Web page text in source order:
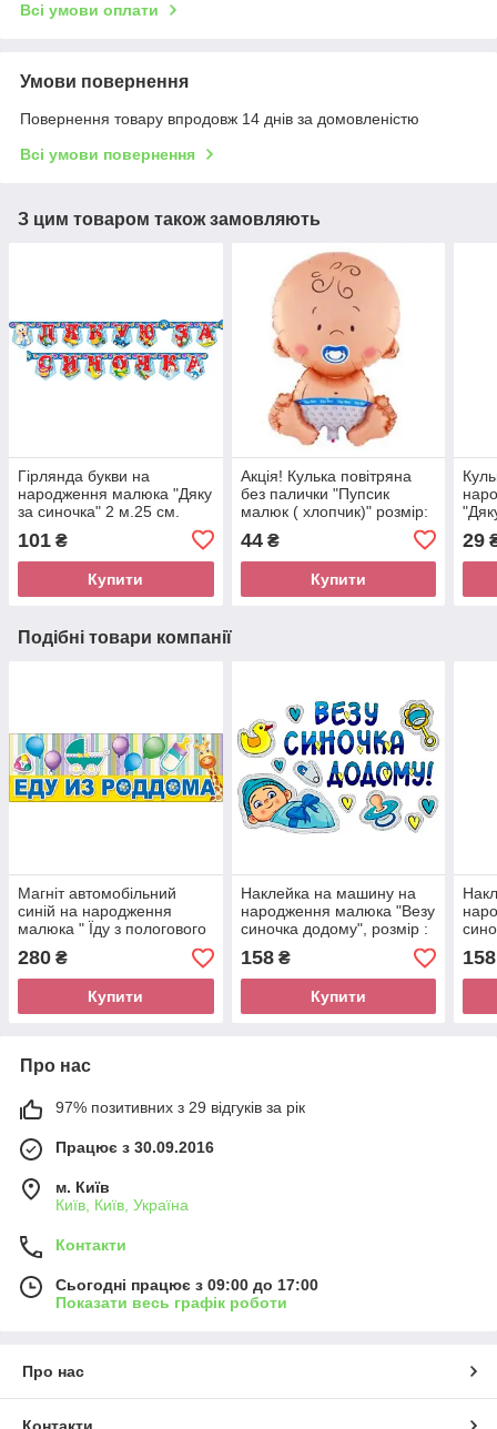
Всі умови оплати
Умови повернення
Повернення товару впродовж 14 днів за домовленістю
Всі умови повернення
З цим товаром також замовляють
Гірлянда букви на
народження малюка "Дяку
за синочка" 2 м.25 см.
101 ₴
Купити
Акція! Кулька повітряна
без палички "Пупсик
малюк ( хлопчик)" розмір:
44₴
Купити
29
Подібні товари компанії
Магніт автомобільний
синій на народження
малюка " Їду з пологового
будинку "
280 ₴
Купити
Наклейка на машину на
народження малюка "Везу
синочка додому", розмір :
21 * 30 см.
158₴
Купити
21 *
158
Про нас
97% позитивних з 29 відгуків за рік
Працює з 30.09.2016
м. Київ
Київ, Київ, Україна
Контакти
Сьогодні працює з 09:00 до 17:00
Показати весь графік роботи
Про нас